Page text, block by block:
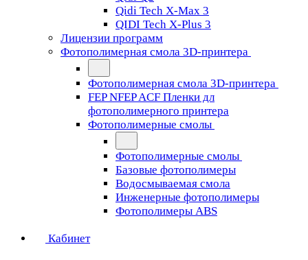
Qidi Tech X-Max 3
QIDI Tech X-Plus 3
Лицензии программ
Фотополимерная смола 3D-принтера
Фотополимерная смола 3D-принтера
FEP NFEP ACF Пленки дл
фотополимерного принтера
Фотополимерные смолы
Фотополимерные смолы
Базовые фотополимеры
Водосмываемая смола
Инженерные фотополимеры
Фотополимеры ABS
Кабинет